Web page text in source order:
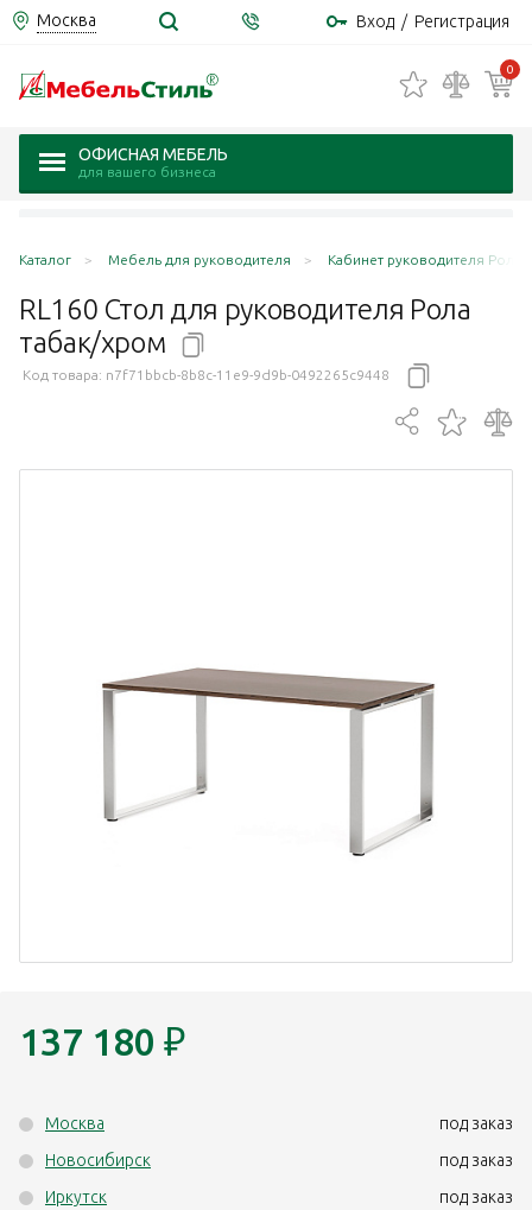
Москва Вход / Регистрация
0
ОФИСНАЯ МЕБЕЛЬ
для вашего бизнеса
Каталог Мебель для руководителя Кабинет руководителя Рола /
RL160 Стол для руководителя Рола
табак/хром
Код товара: n7f71bbcb-8b8c-11e9-9d9b-0492265c9448
137 180 ₽
Москва
под заказ
Новосибирск
под заказ
Иркутск
под заказ